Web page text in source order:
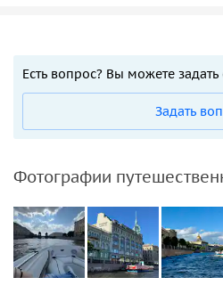
Есть вопрос? Вы можете задать
Задать
Фотографии